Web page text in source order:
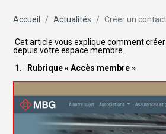
Accueil Actualités Créer un
Cet article vous explique comment
depuis votre espace membre.
1. Rubrique « Accès membre »